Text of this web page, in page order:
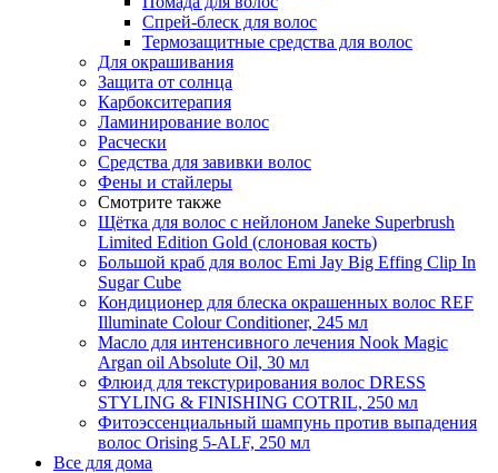
Спрей-блеск для волос
Термозащитные средства для волос
Для окрашивания
Защита от солнца
Карбокситерапия
Ламинирование волос
Расчески
Средства для завивки волос
Фены и стайлеры
Смотрите также
Щётка для волос с нейлоном Janeke Superbrush
Limited Edition Gold (слоновая кость)
Большой краб для волос Emi Jay Big Effing Clip In
Sugar Cube
Кондиционер для блеска окрашенных волос REF
Illuminate Colour Conditioner, 245 мл
Масло для интенсивного лечения Nook Magic
Argan oil Absolute Oil, 30 мл
Флюид для текстурирования волос DRESS
STYLING & FINISHING COTRIL, 250 мл
Фитоэссенциальный шампунь против выпадения
волос Orising 5-ALF, 250 мл
Все для дома